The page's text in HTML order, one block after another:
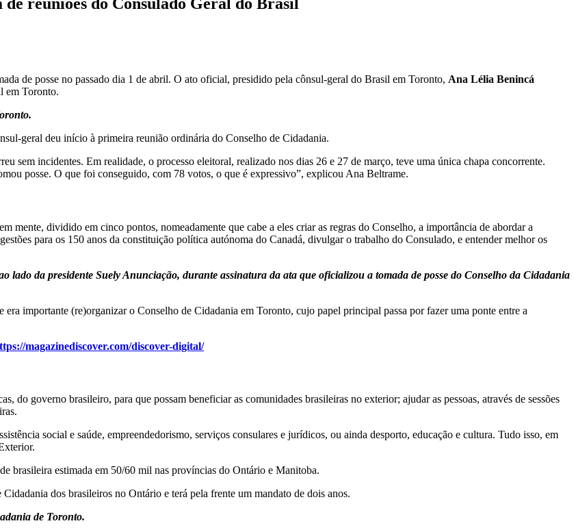
reuniões do Consulado Geral do Brasil
de posse no passado dia 1 de abril. O ato oficial, presidido pela cônsul-geral do Brasil em Toronto, Ana Lélia Benincá
em Toronto.
geral deu início à primeira reunião ordinária do Conselho de Cidadania.
sem incidentes. Em realidade, o processo eleitoral, realizado nos dias 26 e 27 de março, teve uma única chapa concorrente.
posse. O que foi conseguido, com 78 votos, o que é expressivo”, explicou Ana Beltrame.
mente, dividido em cinco pontos, nomeadamente que cabe a eles criar as regras do Conselho, a importância de abordar a
para os 150 anos da constituição política autónoma do Canadá, divulgar o trabalho do Consulado, e entender melhor os
lado da presidente Suely Anunciação, durante assinatura da ata que oficializou a tomada de posse do Conselho da Cidadania
era importante (re)organizar o Conselho de Cidadania em Toronto, cujo papel principal passa por fazer uma ponte entre a
magazinediscover.com/discover-digital/
do governo brasileiro, para que possam beneficiar as comunidades brasileiras no exterior; ajudar as pessoas, através de sessões
social e saúde, empreendedorismo, serviços consulares e jurídicos, ou ainda desporto, educação e cultura. Tudo isso, em
brasileira estimada em 50/60 mil nas províncias do Ontário e Manitoba.
dos brasileiros no Ontário e terá pela frente um mandato de dois anos.
de Toronto.